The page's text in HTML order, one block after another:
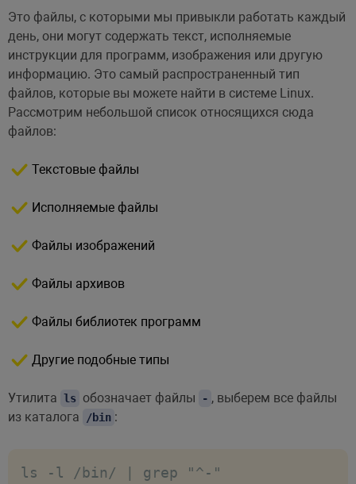
Это файлы, с которыми мы привыкли работать каждый
день, они могут содержать текст, исполняемые
инструкции для программ, изображения или другую
информацию. Это самый распространенный тип
файлов, которые вы можете найти в системе Linux.
Рассмотрим небольшой список относящихся сюда
файлов:
Текстовые файлы
Исполняемые файлы
Файлы изображений
Файлы архивов
Файлы библиотек программ
Другие подобные типы
Утилита ls обозначает файлы - , выберем все файлы
из каталога
/bin :
ls -l /bin/ | grep "^-"